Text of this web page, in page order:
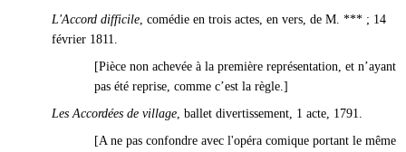
L'Accord difficile, comédie en trois actes, en vers, de M. *** ; 14
février 1811.
[Pièce non achevée à la première représentation, et n’ayant
pas été reprise, comme c’est la règle.]
Les Accordées de village, ballet divertissement, 1 acte, 1791.
[A ne pas confondre avec l'opéra comique portant le même